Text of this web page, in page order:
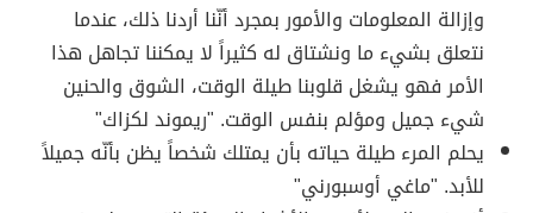
وإزالة المعلومات والأمور بمجرد أنّنا أردنا ذلك، عندما
نتعلق بشيء ما ونشتاق له كثيراً لا يمكننا تجاهل هذا
الأمر فهو يشغل قلوبنا طيلة الوقت، الشوق والحنين
شيء جميل ومؤلم بنفس الوقت. "ريموند لكزاك"
يحلم المرء طيلة حياته بأن يمتلك شخصاً يظن بأنّه جميلاً
للأبد. "ماغي أوسبورني"